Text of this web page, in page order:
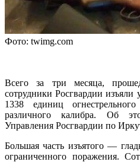
Фото: twimg.com
Всего за три месяца,
сотрудники Росгвардии изъяли
1338 единиц
различного калибра. Об
Управления Росгвардии по
Большая часть изъятого —
ограниченного поражения.